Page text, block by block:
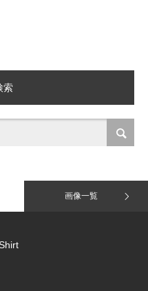
索
画像一覧
（SE918）＆HALF TI…